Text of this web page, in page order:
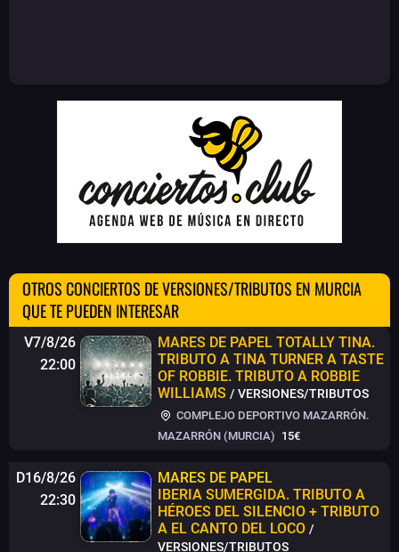
OTROS CONCIERTOS DE VERSIONES/TRIBUTOS EN MURCIA
QUE TE PUEDEN INTERESAR
V7/8/26
22:00
MARES DE PAPEL TOTALLY TINA.
TRIBUTO A TINA TURNER A TASTE
OF ROBBIE. TRIBUTO A ROBBIE
WILLIAMS / VERSIONES/TRIBUTOS
COMPLEJO DEPORTIVO MAZARRÓN.
MAZARRÓN (MURCIA) 15€
D16/8/26
22:30
MARES DE PAPEL
IBERIA SUMERGIDA. TRIBUTO A
HÉROES DEL SILENCIO + TRIBUTO
A EL CANTO DEL LOCO /
VERSIONES/TRIBUTOS